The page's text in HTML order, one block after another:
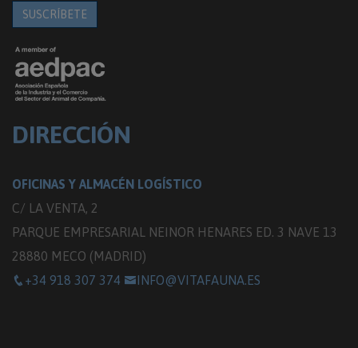
SUSCRÍBETE
DIRECCIÓN
OFICINAS Y ALMACÉN LOGÍSTICO
C/ LA VENTA, 2
PARQUE EMPRESARIAL NEINOR HENARES ED. 3 NAVE 13
28880 MECO (MADRID)
+34 918 307 374
INFO@VITAFAUNA.ES